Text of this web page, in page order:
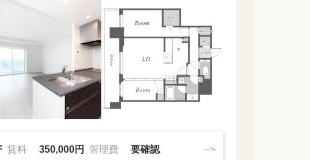
賃料 350,000円 管理費 要確認